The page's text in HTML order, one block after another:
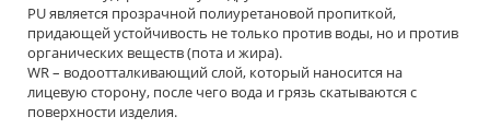
PU является прозрачной полиуретановой пропиткой,
придающей устойчивость не только против воды, но и против
органических веществ (пота и жира).
WR – водоотталкивающий слой, который наносится на
лицевую сторону, после чего вода и грязь скатываются с
поверхности изделия.